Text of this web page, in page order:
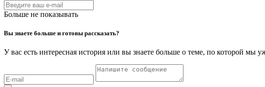
Больше не показывать
Вы знаете больше и готовы рассказать?
У вас есть интересная история или вы знаете больше о теме, по которой